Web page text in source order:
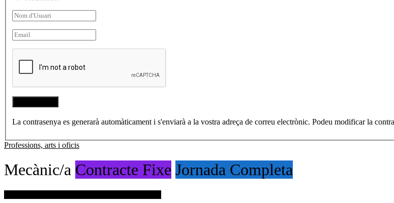
La contrasenya es generarà automàticament i s'enviarà a la vostra adreça de correu electrònic. Podeu modificar la
Professions, arts i oficis
Mecànic/a Contracte Fixe Jornada Completa